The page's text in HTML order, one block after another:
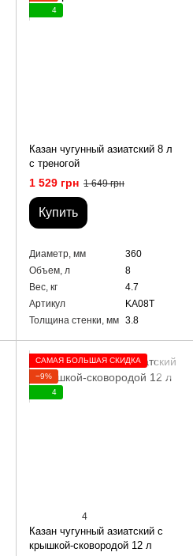
4
Казан чугунный азиатский 8 л
с треногой
1 529 грн 1 649 грн
Купить
Диаметр, мм
360
Объем, л
8
Вес, кг
4.7
Артикул
KA08T
Толщина стенки, мм 3.8
САМАЯ БОЛЬШАЯ СКИДКА
−9%
4
4
Казан чугунный азиатский с
крышкой-сковородой 12 л